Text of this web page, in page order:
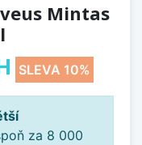
Mintas
SLEVA 10%
za 8 000